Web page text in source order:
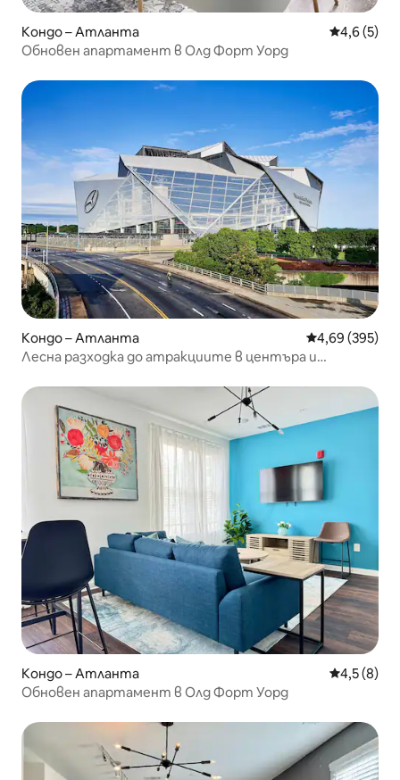
Кондо – Атланта Средна
4,6 (5)
Обновен апартамент в Олд Форт Уорд
Кондо – Атланта Средна
4,69 (395)
Лесна разходка до атракциите в центъра и
Кондо – Атланта Средна
4,5 (8)
Обновен апартамент в Олд Форт Уорд